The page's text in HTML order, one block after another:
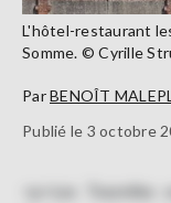
L'hôtel-restaurant
Somme. © Cyrille
ParBENOÎT
Publié le 3 octobre
<p>Les